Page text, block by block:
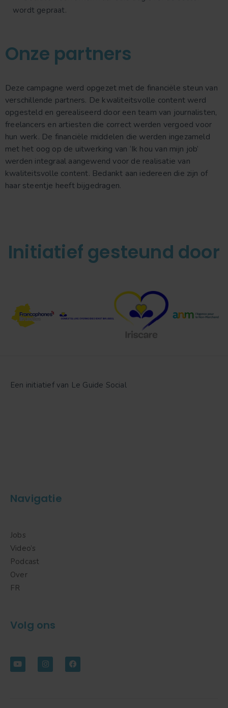
wordt gepraat.
Onze partners
Deze campagne werd opgezet met de financiële steun van
verschillende partners. De kwaliteitsvolle content werd
opgesteld en gerealiseerd door een team van journalisten,
freelancers en artiesten die correct werden vergoed voor
hun werk. De financiële middelen die werden ingezameld
met het oog op de uitwerking van ‘Ik hou van mijn job’
werden integraal aangewend voor de realisatie van
kwaliteitsvolle content. Bedankt aan iedereen die zijn of
haar steentje heeft bijgedragen.
Initiatief gesteund door
Een initiatief van Le Guide Social
Navigatie
Jobs
Video’s
Podcast
Over
FR
Volg ons